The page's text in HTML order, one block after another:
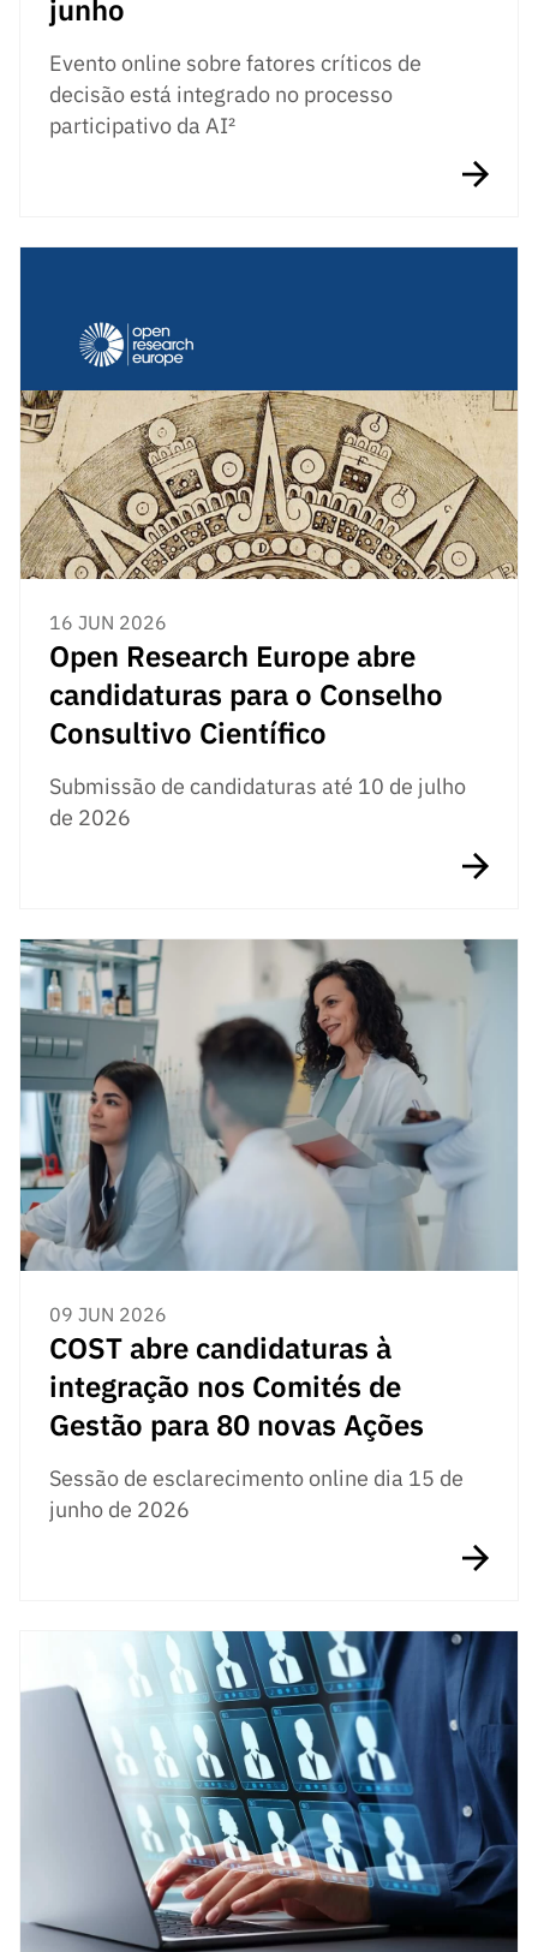
junho
Evento online sobre fatores críticos de
decisão está integrado no processo
participativo da AI²
16 JUN 2026
Open Research Europe abre
candidaturas para o Conselho
Consultivo Científico
Submissão de candidaturas até 10 de julho
de 2026
09 JUN 2026
COST abre candidaturas à
integração nos Comités de
Gestão para 80 novas Ações
Sessão de esclarecimento online dia 15 de
junho de 2026